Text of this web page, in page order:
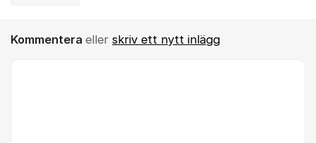
Kommentera eller skriv ett nytt inlägg